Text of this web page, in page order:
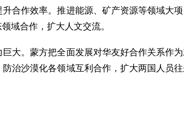
合作效率。推进能源、矿产资源等领域大
域合作，扩大人文交流。
。蒙方把全面发展对华友好合作关系作为
治沙漠化各领域互利合作，扩大两国人员